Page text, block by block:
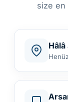
size en